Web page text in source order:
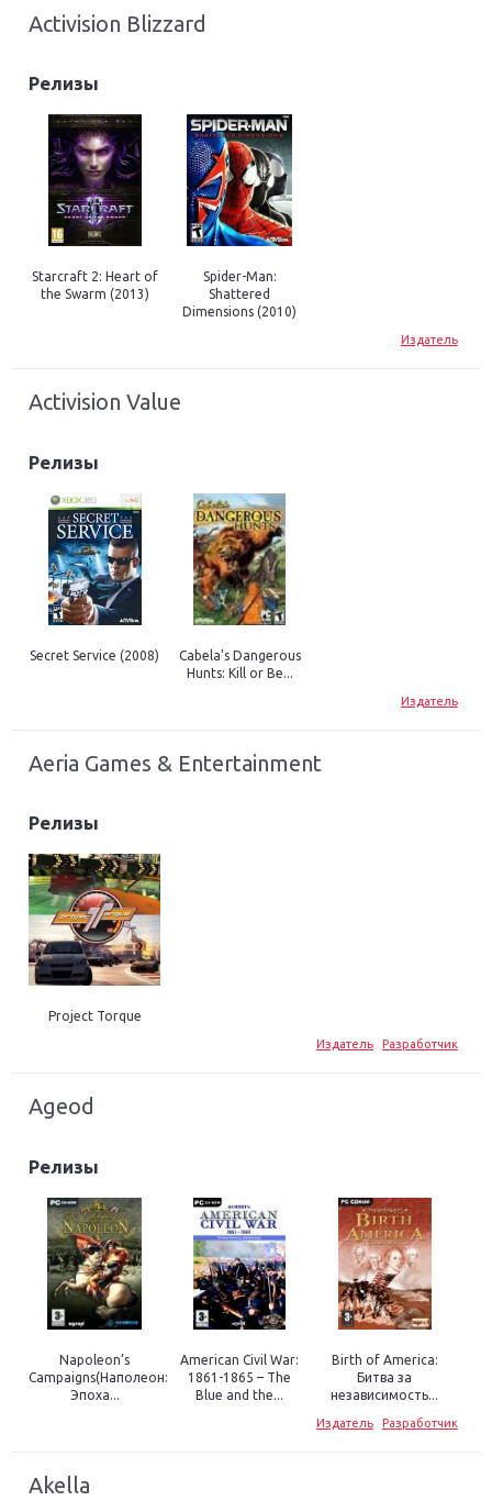
Activision Blizzard
Релизы
Starcraft 2: Heart of
the Swarm (2013)
Spider-Man:
Shattered
Dimensions (2010)
Издатель
Activision Value
Релизы
Secret Service (2008)
Cabela's Dangerous
Hunts: Kill or Be...
Издатель
Aeria Games & Entertainment
Релизы
Project Torque
Издатель Разработчик
Ageod
Релизы
Napoleon’s
Campaigns(Наполеон:
Эпоха...
American Civil War:
1861-1865 – The
Blue and the...
Birth of America:
Битва за
независимость...
Издатель Разработчик
Akella